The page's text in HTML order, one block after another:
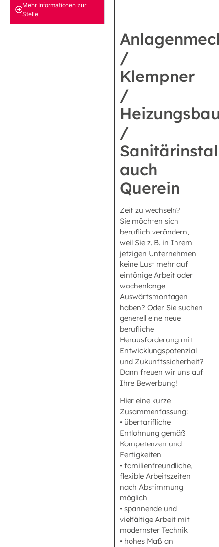
Mehr Informationen zur
Stelle
/
Klempner
/
/
auch
Querein
Zeit zu wechseln?
Sie möchten sich
beruflich verändern,
weil Sie z. B. in Ihrem
jetzigen Unternehmen
keine Lust mehr auf
eintönige Arbeit oder
wochenlange
Auswärtsmontagen
haben? Oder Sie suchen
generell eine neue
berufliche
Herausforderung mit
Entwicklungspotenzial
und Zukunftssicherheit?
Dann freuen wir uns auf
Ihre Bewerbung!
Hier eine kurze
Zusammenfassung:
• übertarifliche
Entlohnung gemäß
Kompetenzen und
Fertigkeiten
• familienfreundliche,
flexible Arbeitszeiten
nach Abstimmung
möglich
• spannende und
vielfältige Arbeit mit
modernster Technik
• hohes Maß an